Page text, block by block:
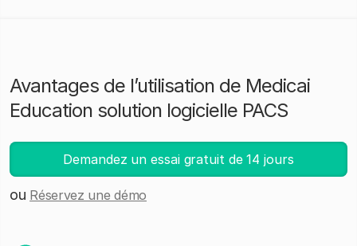
Avantages de l’utilisation de Medicai
Education solution logicielle PACS
Demandez un essai gratuit de 14 jours
ou Réservez une démo